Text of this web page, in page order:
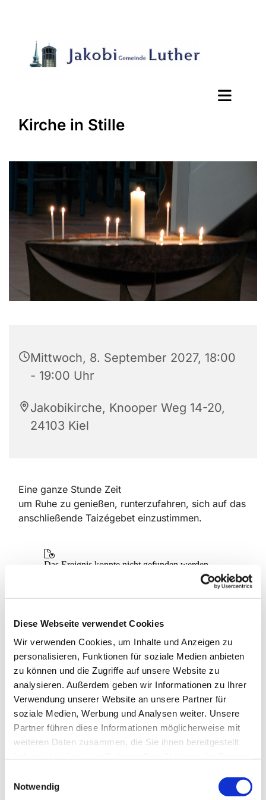
Diese Webseite verwendet Cookies
Wir verwenden Cookies, um Inhalte und Anzeigen zu
personalisieren, Funktionen für soziale Medien anbieten
zu können und die Zugriffe auf unsere Website zu
analysieren. Außerdem geben wir Informationen zu Ihrer
Verwendung unserer Website an unsere Partner für
soziale Medien, Werbung und Analysen weiter. Unsere
Partner führen diese Informationen möglicherweise mit
weiteren Daten zusammen, die Sie ihnen bereitgestellt
Notwendig
Kirche in Stille
Mittwoch, 8. September 2027, 18:00
- 19:00 Uhr
Jakobikirche, Knooper Weg 14-20,
24103 Kiel
Eine ganze Stunde Zeit
um Ruhe zu genießen, runterzufahren, sich auf das
anschließende Taizégebet einzustimmen.
Dies könnte Sie auch